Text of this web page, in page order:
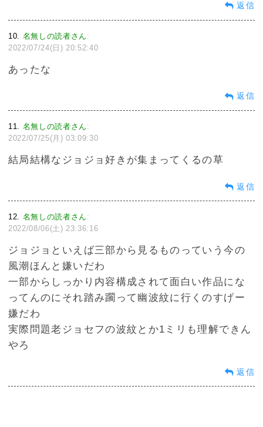
返信
10 名無しの読者さん :
2022/07/24(日) 20:52:40
あったな
返信
11 名無しの読者さん :
2022/07/25(月) 03:09:30
結局結構なジョジョ好きが集まってくるの草
返信
12 名無しの読者さん :
2022/08/06(土) 23:36:16
ジョジョといえば三部から見るものっていう今の
風潮ほんと嫌いだわ
一部からしっかり内容構成されて面白い作品にな
ってんのにそれ踏み躙って幽波紋に行くのすげー
嫌だわ
実際問題老ジョセフの波紋とか1ミリも理解できん
やろ
返信